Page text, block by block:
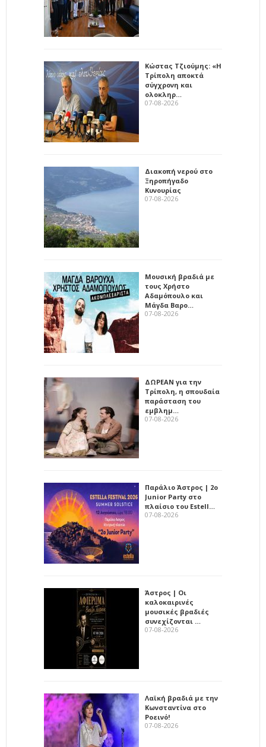
Κώστας Τζιούμης: «Η
Τρίπολη αποκτά
σύγχρονη και
ολοκληρ…
07-08-2026
Διακοπή νερού στο
Ξηροπήγαδο
Κυνουρίας
07-08-2026
Μουσική βραδιά με
τους Χρήστο
Αδαμόπουλο και
Μάγδα Βαρο…
07-08-2026
ΔΩΡΕΑΝ για την
Τρίπολη, η σπουδαία
παράσταση του
εμβλημ…
07-08-2026
Παράλιο Άστρος | 2ο
Junior Party στο
πλαίσιο του Estell…
07-08-2026
Άστρος | Οι
καλοκαιρινές
μουσικές βραδιές
συνεχίζονται …
07-08-2026
Λαϊκή βραδιά με την
Κωνσταντίνα στο
Ροεινό!
07-08-2026